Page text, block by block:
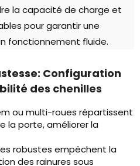
la capacité de charge et
pour garantir une
fonctionnement fluide.
Configuration
des chenilles
ou multi-roues répartissent
la porte, améliorer la
robustes empêchent la
des rainures sous